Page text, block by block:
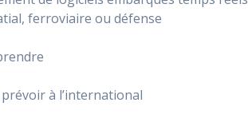
ferroviaire ou défense
à l’international